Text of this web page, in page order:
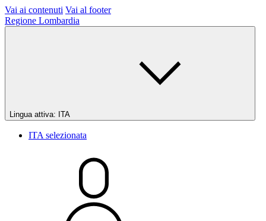
Vai ai contenuti Vai al footer
Regione Lombardia
Lingua attiva: ITA
ITA selezionata